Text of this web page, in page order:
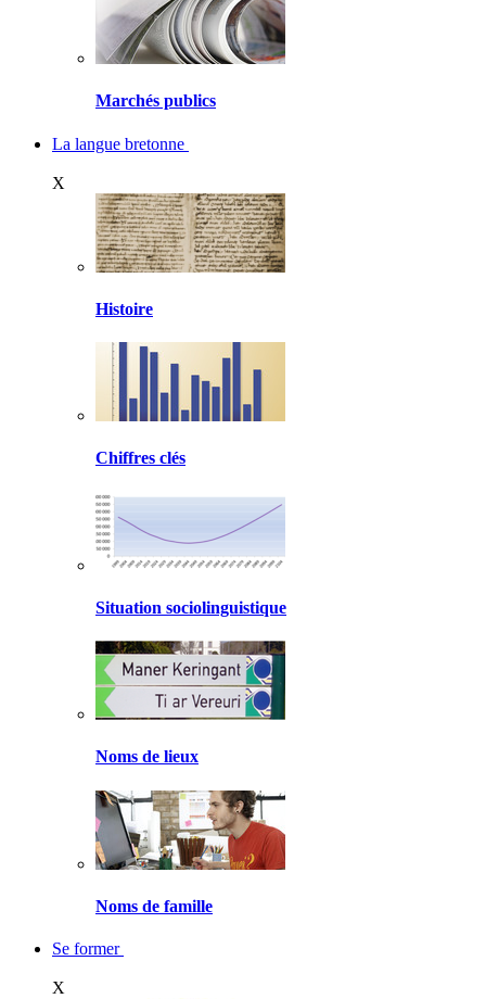
Marchés publics
La langue bretonne
X
Histoire
Chiffres clés
Situation sociolinguistique
Noms de lieux
Noms de famille
Se former
X